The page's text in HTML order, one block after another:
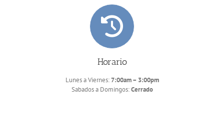
Horario
Lunes a Viernes:7:00am – 3:00pm
Sabados a Domingos:Cerrado